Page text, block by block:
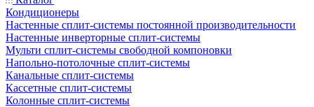
Кондиционеры
Настенные сплит-системы постоянной производительности
Настенные инверторные сплит-системы
Мульти сплит-системы свободной компоновки
Напольно-потолочные сплит-системы
Канальные сплит-системы
Кассетные сплит-системы
Колонные сплит-системы